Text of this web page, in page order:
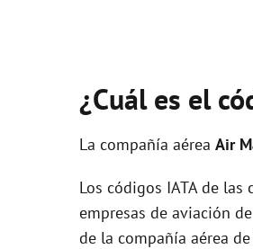
¿Cuál es el
La compañía aérea Air
Los códigos IATA de
empresas de aviación
de la compañía aérea